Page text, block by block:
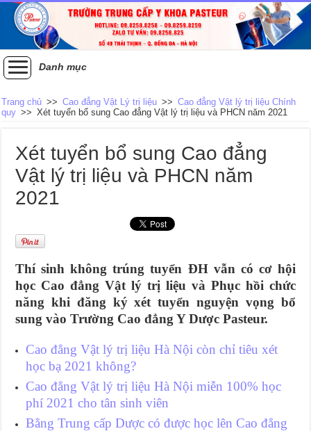
Danh mục
Trang chủ >> Cao đẳng Vật Lý trị liệu >> Cao đẳng Vật lý trị liệu Chính
quy >> Xét tuyển bổ sung Cao đẳng Vật lý trị liệu và PHCN năm 2021
Xét tuyển bổ sung Cao đẳng
Vật lý trị liệu và PHCN năm
2021
Thí sinh không trúng tuyển ĐH vẫn có cơ hội
học Cao đẳng Vật lý trị liệu và Phục hồi chức
năng khi đăng ký xét tuyển nguyện vọng bổ
sung vào Trường Cao đẳng Y Dược Pasteur.
Cao đẳng Vật lý trị liệu Hà Nội còn chỉ tiêu xét
học bạ 2021 không?
Cao đẳng Vật lý trị liệu Hà Nội miễn 100% học
phí 2021 cho tân sinh viên
Bằng Trung cấp Dược có được học lên Cao đẳng